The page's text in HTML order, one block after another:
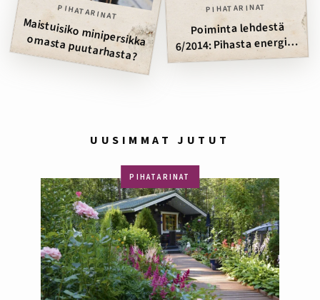
PIHATARINAT
Maistuisiko m
inipersikka
om
asta puutarhasta?
PIHATARINAT
Poiminta lehdestä
6/2014: Pihasta energiaa
opettajan työhön
UUSIMMAT JUTUT
PIHATARINAT